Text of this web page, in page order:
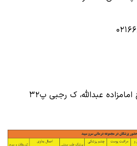
عبدالله، ک رجبی پ۳۲